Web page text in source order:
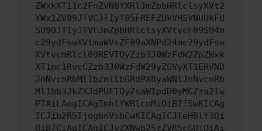
ZWxkXT11c2FnZVN0YXRlJmZpbHRlclsyXVt2
YWx1ZV09JTVCJTIyT05FREFZUkVHSVNUUkFU
SU9OJTIyJTVEJmZpbHRlclsyXVtvcF09SU4m
c29ydFswXVtmaWVsZF09aXNPd24mc29ydFsw
XVtvcmRlcl09REVTQyZzb3J0WzFdW2ZpZWxk
XT1pc1RvcCZzb3J0WzFdW29yZGVyXT1ERVND
JnNvcnRbMl1bZmllbGRdPXByaWNlJnNvcnRb
Ml1bb3JkZXJdPUFTQyZsaW1pdD0yMCZza2lw
PTAiLAogICAgImhlYWRlcnMiOiB7fSwKICAg
ICJib2R5IjogbnVsbCwKICAgICJleHBlY3Qi
OiB7CiAgICAgICJyZXNwb25zZVR5cGUiOiAi